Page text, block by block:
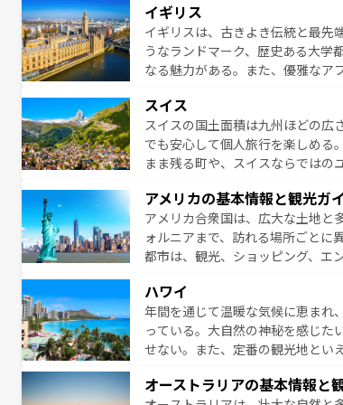
ら地元の人と過ごす楽しい時間は、お酒
イツ情報はコンテンツ一覧を参照
イギリス
イギリスは、古きよき伝統と最先
うなランドマーク、歴史ある大学
なる魅力がある。また、優雅なア
お、新着のイギリス情報は
スイス
スイスの国土面積は九州ほどの広
でも安心して個人旅行を楽しめる
まま残る町や、スイスならではの
ービスもあり、うまく活用すれば市内
のスイス情報はコンテンツ一覧 を
アメリカの基本情報と観光ガ
アメリカ合衆国は、広大な土地と
ォルニアまで、訪れる場所ごとに
都市は、観光、ショッピング、エ
絶景が堪能できる。さらに、南部
が魅力。旅行者はアメリカの各地
感じることができるだろう。車で
旅のスタイルだ。 なお、
ハワイ
年間を通じて温暖な気候に恵まれ
っている。大自然の神秘を感じた
せない。また、定番の観光地とい
る。「アロハスピリット」と呼ば
オーストラリアの基本情報と